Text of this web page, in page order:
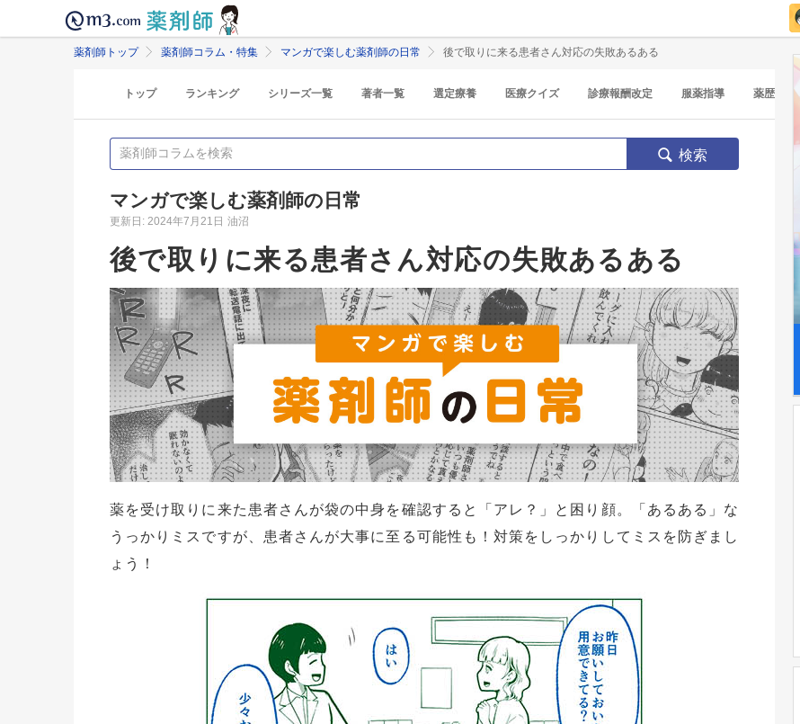
薬剤師トップ 薬剤師コラム・特集 マンガで楽しむ薬剤師の日常 後で取りに来る患者さん対応の失敗あるある
トップ ランキング シリーズ一覧 著者一覧 選定療養 医療クイズ 診療報酬改定 服薬指導 薬歴
検索
マンガで楽しむ薬剤師の日常
更新日: 2024年7月21日 油沼
後で取りに来る患者さん対応の失敗あるある
薬を受け取りに来た患者さんが袋の中身を確認すると「アレ？」と困り顔。「あるある」な
うっかりミスですが、患者さんが大事に至る可能性も！対策をしっかりしてミスを防ぎまし
ょう！